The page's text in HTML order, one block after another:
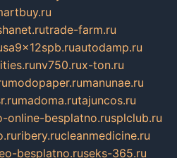
trade-farm.ru
autodamp.ru
nv750.rux-ton.ru
modopaper.rumanunae.ru
madoma.rutajuncos.ru
online-besplatno.rusplclub.ru
ribery.rucleanmedicine.ru
besplatno.ruseks-365.ru